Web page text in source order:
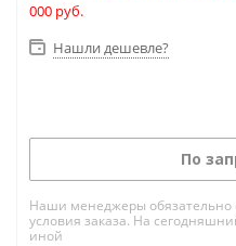
000 руб.
Нашли дешевле?
По
Наши менеджеры обязательно
условия заказа. На
иной